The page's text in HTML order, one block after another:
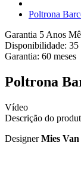
Poltrona
Garantia 5 Anos
Disponibilidade: 35
Garantia: 60 meses
Poltrona
Vídeo
Descrição do
DesignerMies Van